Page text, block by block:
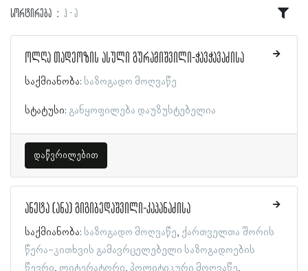
სორტირება ჰ - ა
ოლღა თადეოზის ასული გურამიშვილი-ჭავჭავაძისა
საქმიანობა: საზოგადო მოღვაწე
სტატუსი: განყოფილება დაუზუსტებელია
დაწვრილებით
ანეტა (ანა) გიგიბედაშვილი-კაპანაძისა
საქმიანობა: საზოგადო მოღვაწე ქართველთა შორის
წერა-კითხვის გამავრცელებელი საზოგადოების
წევრი ლიტერატორი პოლიტიკური მოღვაწე